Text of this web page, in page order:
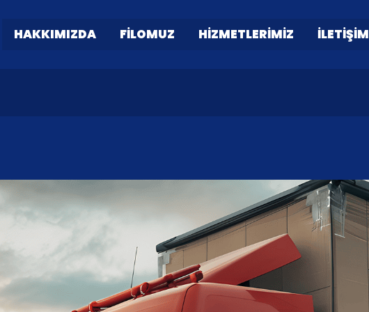
HAKKIMIZDA FILOMUZ HIZMETLERIMIZ İLETIŞIM